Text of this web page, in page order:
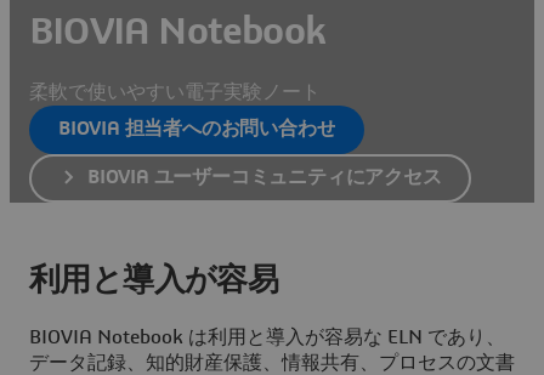
BIOVIA Notebook
柔軟で使いやすい電子実験ノート
BIOVIA 担当者へのお問い合わせ
BIOVIA ユーザーコミュニティにアクセス
利用と導入が容易
BIOVIA Notebook は利用と導入が容易な ELN であり、
データ記録、知的財産保護、情報共有、プロセスの文書